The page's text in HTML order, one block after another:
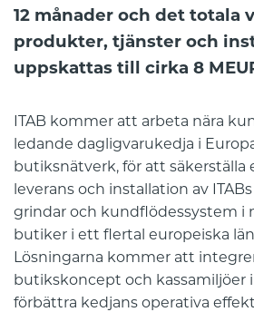
12 månader och det totala
produkter, tjänster och
uppskattas till cirka 8
ITAB kommer att arbeta nära
ledande dagligvarukedja i
butiksnätverk, för att säkerställa
leverans och installation av
grindar och kundflödessystem i
butiker i ett flertal europeiska
Lösningarna kommer att
butikskoncept och kassamiljöer
förbättra kedjans operativa